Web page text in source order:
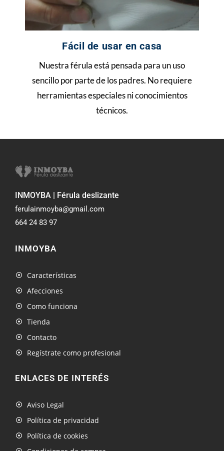
Fácil de usar en casa
Nuestra férula está pensada para un uso
sencillo por parte de los padres. No requiere
herramientas especiales ni conocimientos
técnicos.
INMOYBA | Férula deslizante
ferulainmoyba@gmail.com
664 24 83 97
INMOYBA
Características
Afecciones
Como funciona
Tienda
Contacto
Regístrate como profesional
ENLACES DE INTERÉS
Aviso Legal
Política de privacidad
Política de cookies